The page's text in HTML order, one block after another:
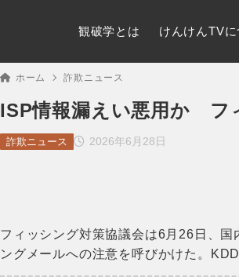
観破学とは けんけんTVに
ホーム 詐欺ニュース
ISP情報漏えい悪用か フ
2026年6月28日
詐欺ニュース
フィッシング対策協議会は6月26日、
ングメールへの注意を呼びかけた。